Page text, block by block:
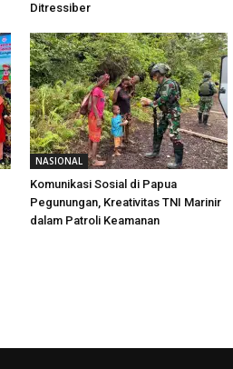
Ditressiber
NASIONAL
Komunikasi Sosial di Papua
Pegunungan, Kreativitas TNI Marinir
dalam Patroli Keamanan